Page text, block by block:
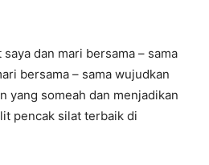
dan mari bersama – sama
bersama – sama wujudkan
yang someah dan menjadikan
pencak silat terbaik di